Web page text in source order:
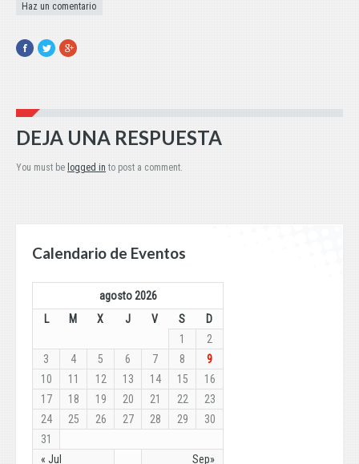
Haz un comentario
Facebook
TwitterGoogle+
DEJA UNA RESPUESTA
You must be logged in to post a comment.
Calendario de Eventos
agosto 2026
L
M X J V S D
« Jul Sep»
1
2
3
4 5 6 7 8
9
10
11 12 13 14 15
16
17
18 19 20 21 22
23
24
25 26 27 28 29
30
31